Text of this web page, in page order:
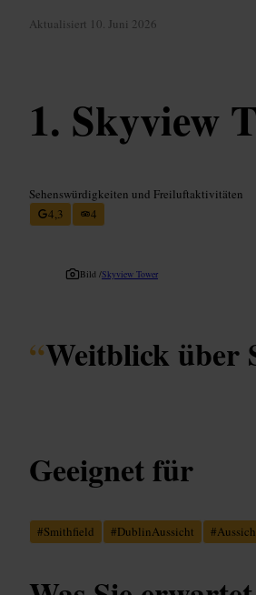
Aktualisiert 10. Juni 2026
Skyview
Sehenswürdigkeiten und Freiluftaktivitäten
4,3
4
Bild /Skyview Tower
“Weitblick über
Geeignet für
#Smithfield #DublinAussicht #